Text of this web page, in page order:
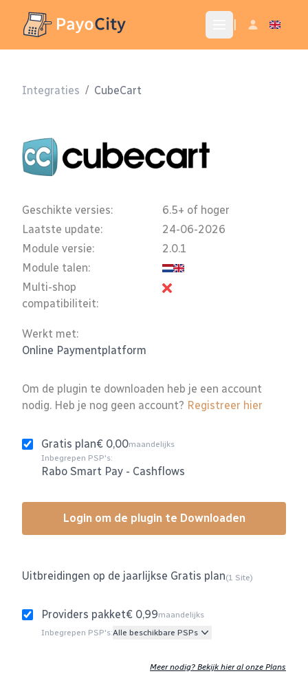
Integraties / CubeCart
Geschikte versies:
Laatste update:
Module versie:
Module talen:
Multi-shop
compatibiliteit:
Werkt met:
6.5+ of hoger
24-06-2026
2.0.1
Online Paymentplatform
Om de plugin te downloaden heb je een account
nodig. Heb je nog geen account? Registreer hier
Gratis plan€ 0,00maandelijks
Inbegrepen PSP's:
Rabo Smart Pay - Cashflows
Login om de plugin te Downloaden
Uitbreidingen op de jaarlijkse Gratis plan(1 Site)
Providers pakket€ 0,99maandelijks
Inbegrepen PSP's:Alle beschikbare PSPs
Meer nodig? Bekijk hier al onze Plans